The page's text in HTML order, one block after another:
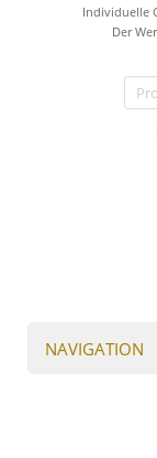
Individuelle
Der
NAVIGATION